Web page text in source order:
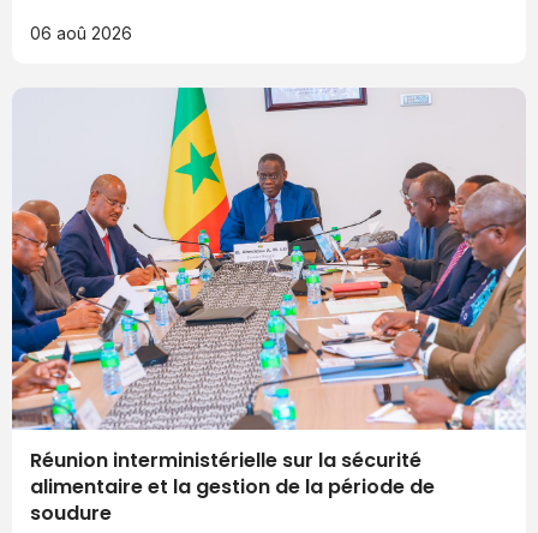
06 aoû 2026
Réunion interministérielle sur la sécurité
alimentaire et la gestion de la période de
soudure